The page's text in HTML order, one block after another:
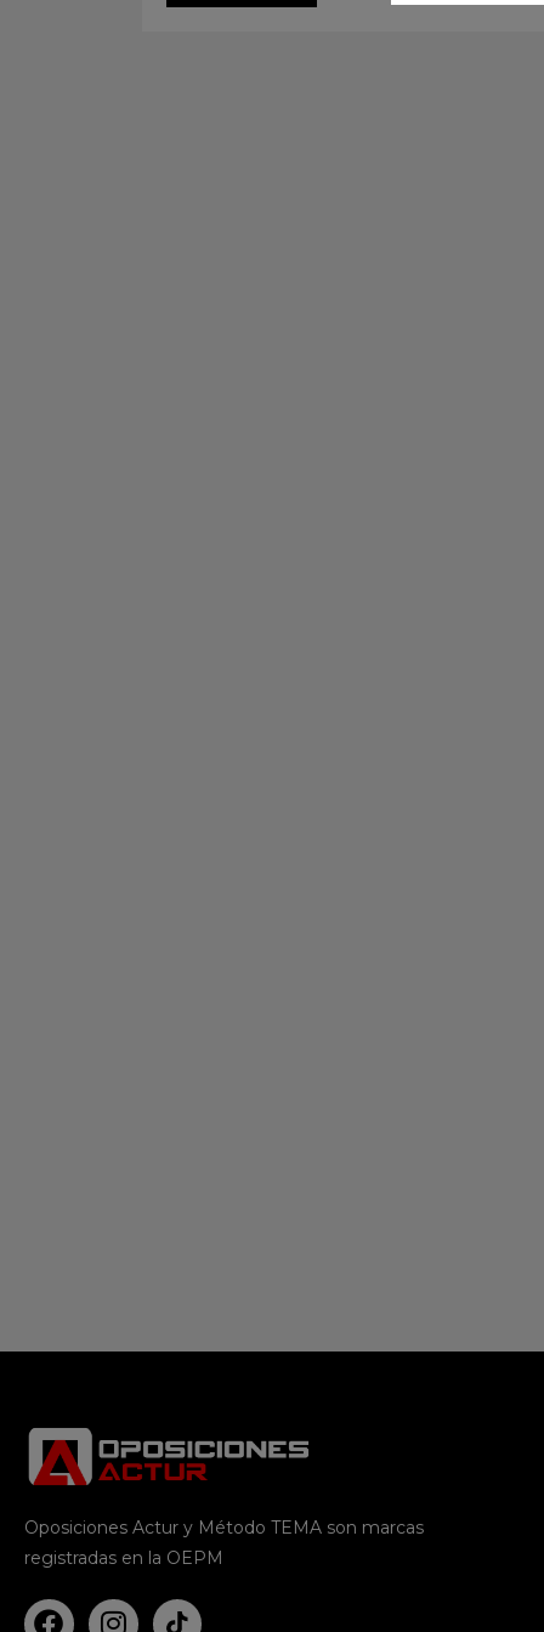
Oposiciones Actur y Método TEMA son marcas
registradas en la OEPM